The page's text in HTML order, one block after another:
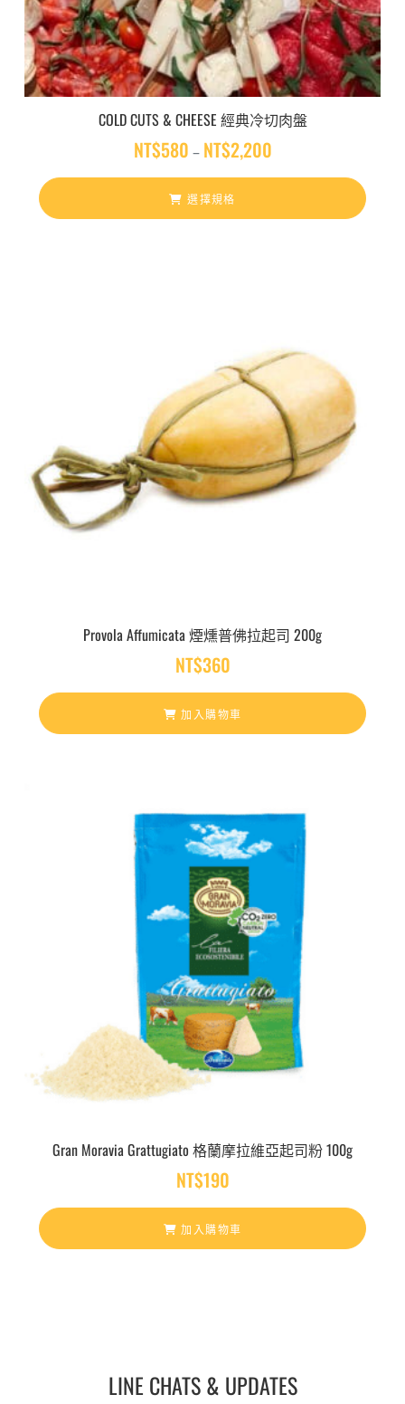
COLD CUTS & CHEESE 經典冷切肉盤
NT$580 – NT$2,200價
0
到
N
T
$
2
,
選擇規格
Provola Affumicata 煙燻普佛拉起司 200g
NT$360
加入購物車
Gran Moravia Grattugiato 格蘭摩拉維亞起司粉 100g
NT$190
加入購物車
LINE CHATS & UPDATES